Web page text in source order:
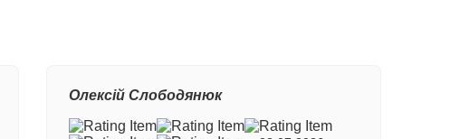
Олексій Слободянюк